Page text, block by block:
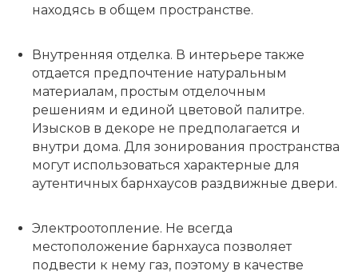
находясь в общем пространстве.
Внутренняя отделка. В интерьере также
отдается предпочтение натуральным
материалам, простым отделочным
решениям и единой цветовой палитре.
Изысков в декоре не предполагается и
внутри дома. Для зонирования пространства
могут использоваться характерные для
аутентичных барнхаусов раздвижные двери.
Электроотопление. Не всегда
местоположение барнхауса позволяет
подвести к нему газ, поэтому в качестве